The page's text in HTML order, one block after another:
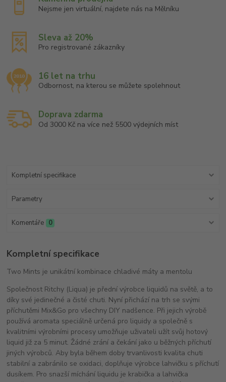
Nejsme jen virtuální, najdete nás na Mělníku
Sleva až 20%
Pro registrované zákazníky
16 let na trhu
Odbornost, na kterou se můžete spolehnout
Doprava zdarma
Od 3000 Kč na více než 5500 výdejních míst
Kompletní specifikace
Parametry
Komentáře 0
Kompletní specifikace
Two Mints je unikátní kombinace chladivé máty a mentolu
Společnost Ritchy (Liqua) je přední výrobce liquidů na světě, a to
díky své jedinečné a čisté chuti. Nyní přichází na trh se svými
příchutěmi Mix&Go pro všechny DIY nadšence. Při jejich výrobě
používá aromata speciálně určená pro liquidy a společně s
kvalitními výrobními procesy umožňuje uživateli užít svůj hotový
liquid již za 5 minut. Žádné zrání a čekání jako u běžných příchutí
jiných výrobců. Aby byla během doby trvanlivosti kvalita chuti
stabilní a zabránilo se oxidaci, doplňuje výrobce lahvičku s příchutí
dusíkem. Pro snazší míchání liquidu je krabička a lahvička